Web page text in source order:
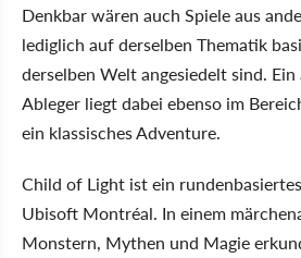
Denkbar wären auch Spiele aus
lediglich auf derselben Thematik
derselben Welt angesiedelt sind.
Ableger liegt dabei ebenso im
ein klassisches Adventure.
Child of Light ist ein
Ubisoft Montréal. In einem
Monstern, Mythen und Magie